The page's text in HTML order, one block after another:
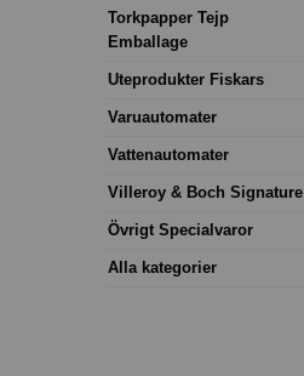
Torkpapper Tejp
Emballage
Uteprodukter Fiskars
Varuautomater
Vattenautomater
Villeroy & Boch Signature
Övrigt Specialvaror
Alla kategorier